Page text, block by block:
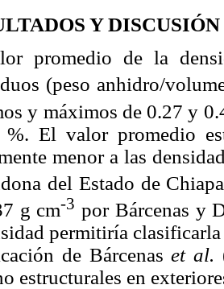
Y DISCUSIÓN
promedio de la
(peso anhidro/
y máximos de 0.27 y
%. El valor promedio
menor a las
del Estado de
g cm-3 por Bárcenas y
permitiría
de Bárcenaset al.
estructurales en